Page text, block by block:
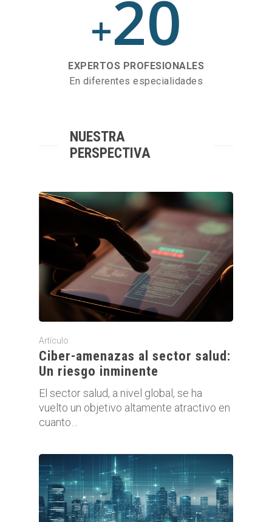
+20
EXPERTOS PROFESIONALES
En diferentes especialidades
NUESTRA
PERSPECTIVA
Artículo
Ciber-amenazas al sector salud:
Un riesgo inminente
El sector salud, a nivel global, se ha
vuelto un objetivo altamente atractivo en
cuanto…